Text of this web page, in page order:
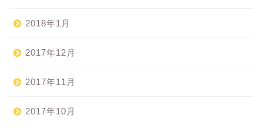
2018年1月
2017年12月
2017年11月
2017年10月